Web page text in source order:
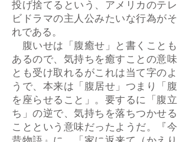
投げ捨てるという、アメリカのテレ
ビドラマの主人公みたいな行為がそ
れである。
腹いせは「腹癒せ」と書くことも
あるので、気持ちを癒すことの意味
とも受け取れるがこれは当て字のよ
うで、本来は「腹居せ」つまり「腹
を座らせること」。要するに「腹立
ち」の逆で、気持ちを落ちつかせる
ことという意味だったようだ。『今